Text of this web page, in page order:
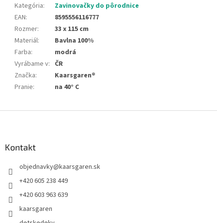
Kategória:
Zavinovačky do pôrodnice
EAN:
8595556116777
Rozmer:
33 x 115 cm
Materiál:
Bavlna 100%
Farba:
modrá
Vyrábame v: ČR
Značka:
Kaarsgaren®
Pranie: na 40° C
Kontakt
objednavky@kaarsgaren.sk
+420 605 238 449
+420 603 963 639
kaarsgaren